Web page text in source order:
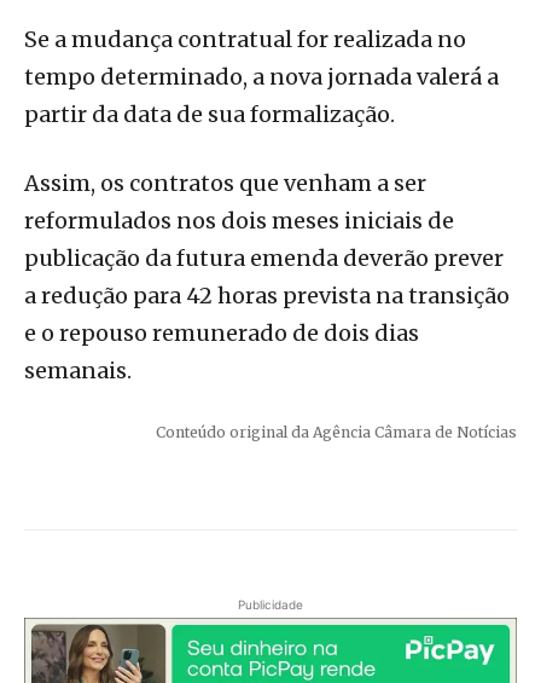
Se a mudança contratual for realizada no
tempo determinado, a nova jornada valerá a
partir da data de sua formalização.
Assim, os contratos que venham a ser
reformulados nos dois meses iniciais de
publicação da futura emenda deverão prever
a redução para 42 horas prevista na transição
e o repouso remunerado de dois dias
semanais.
Conteúdo original da Agência Câmara de Notícias
Publicidade